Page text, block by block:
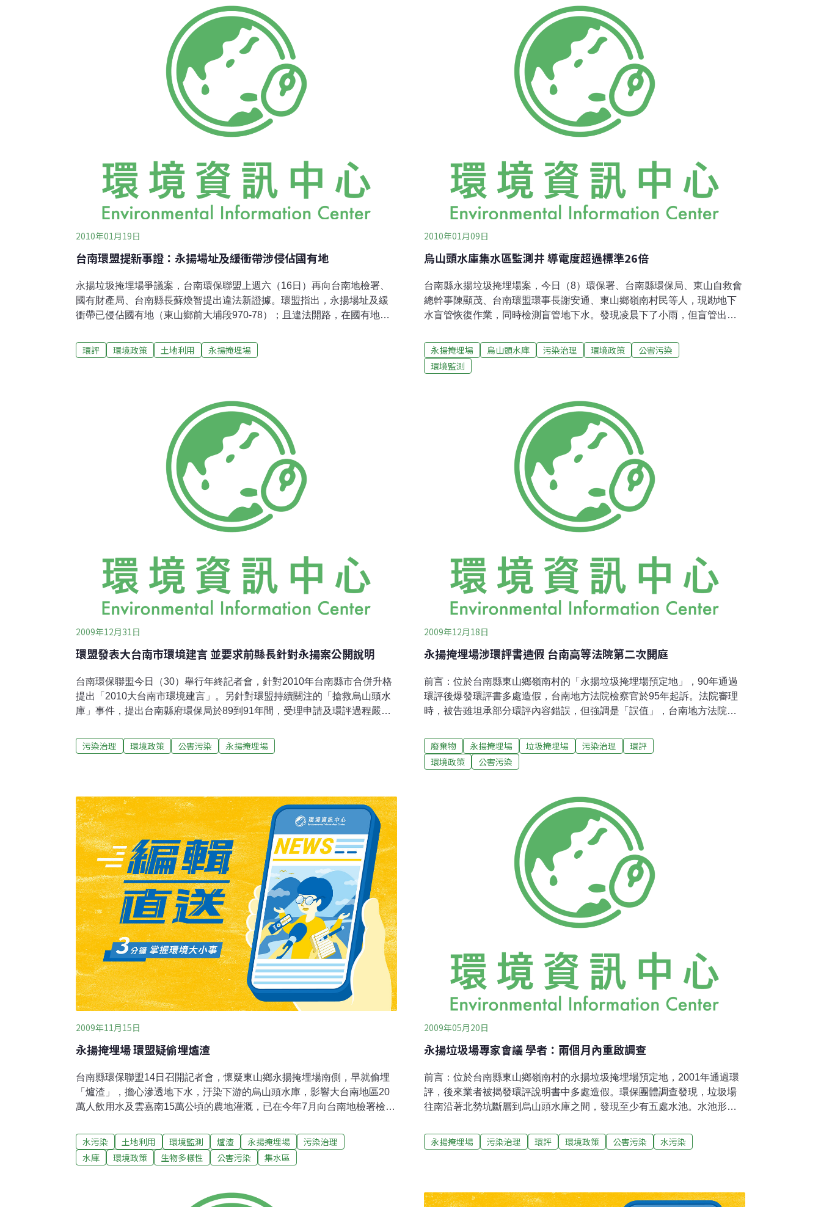
理事長陳椒華表示，水源區附近有大大小小的湖泊，監測井有一口超過砷
管制標準（每公升0.056毫克，第一類地下水汙染監測基準是0.025，管制
標準是0.05毫克）。還有許多汙染及致癌物質已超過第一類或第二類地下
區北方500公尺範圍內設置8口監測井，總計12口深度井（深度20～30公
尺）。事後環盟要求環保署採樣台南環盟挖的12口井、以及永揚公司垃圾
場內原本自行挖的10口井、場址鄰近村落4口民井之地下水，總計26口井。
2010年01月19日
台南環盟提新事證：永揚場址及緩衝帶涉侵佔國有地
永揚垃圾掩埋場爭議案，台南環保聯盟上週六（16日）再向台南地檢署、
國有財產局、台南縣長蘇煥智提出違法新證據。環盟指出，永揚場址及緩
衝帶已侵佔國有地（東山鄉前大埔段970-78）；且違法開路，在國有地開
煥智依行政程序法第117條，撤銷永揚掩埋場案。環保團體16日帶著違法新
事證到台南縣府陳情，由縣府主秘孫重輝、農業處處長郭伊彬接受。前環
明。東山鄉嶺南村村長陳顯茂舉證，永揚公司2000年環評書中所指的地籍
套繪圖（東山鄉前大埔段970-78國有地道路部份），其實是在永揚場址地
界線外。而所謂的「6米既成道路」是在永揚場址之地界線北側。但永揚公
司於2002年提出的環評書中，該路卻被劃入永揚場址範圍線內，永揚公司
環評 環境政策 土地利用 永揚掩埋場
2010年01月09日
烏山頭水庫集水區監測井 導電度超過標準26倍
台南縣永揚垃圾掩埋場案，今日（8）環保署、台南縣環保局、東山自救會
總幹事陳顯茂、台南環盟環事長謝安通、東山鄉嶺南村民等人，現勘地下
水盲管恢復作業，同時檢測盲管地下水。發現凌晨下了小雨，但盲管出水
溉水標準五倍。辯說沒地下水，為何還要設盲管？前環保聯盟會長陳椒華
質疑，永揚一再辯稱說場址沒地下水，那為何又要在場址下設盲管？（設
盲管的用意是避免地下水造成不透水布滑動）而且還違反掩埋場設置規
往上排，以免不透水布因地下水太多而擠破）。經前年11月台南縣環保局
長江世民、去年底環保署兩度現勘，都要求永揚應去除往上穿過不透水布
的盲管。今天會勘的用意，就是檢查永揚是否去除了盲管，結果都已去
除，另外又採了水樣檢測。不過陳顯茂表示，南部現在是枯水期，因此地
下水較無上衝可能，盲管仍
永揚掩埋場 烏山頭水庫 污染治理 環境政策
公害污染
環境監測
2009年12月31日
環盟發表大台南市環境建言 並要求前縣長針對永揚案公開說明
台南環保聯盟今日（30）舉行年終記者會，針對2010年台南縣市合併升格
提出「2010大台南市環境建言」。另針對環盟持續關注的「搶救烏山頭水
庫」事件，提出台南縣府環保局於89到91年間，受理申請及環評過程嚴重
者，如陳唐山、蘇煥智、許添財、賴清德，李全教等人重視。永揚案南縣
環保局重大行政瑕疵，要求前局長李穆生說清楚前環盟理長事陳椒華表
出，李穆生於90年永揚案進行三次審查會時，超乎常理更換了三位課長、
三位承辦人員，導致環評定稿本漏列重要審查結論，包括應進入二階、應
提坡度專章、農業局提出運輸系統應按規定設計、環保局提出要求應補齊
進場道路之土地意書、以及相關證明文件等重要審查意見。
污染治理 環境政策 公害污染 永揚掩埋場
2009年12月18日
永揚掩埋場涉環評書造假 台南高等法院第二次開庭
前言：位於台南縣東山鄉嶺南村的「永揚垃圾掩埋場預定地」，90年通過
環評後爆發環評書多處造假，台南地方法院檢察官於95年起訴。法院審理
時，被告雖坦承部分環評內容錯誤，但強調是「誤值」，台南地方法院去
向台南高等法院提起上訴。6月2日台南高等法院舉行第一次程序庭。12月
15日舉行第2次程序庭，主要是確認證據。預計明年（2010）2月2日再舉
行第三次程序庭。 東山自救會委託環保聯盟前會長陳椒華代表出庭，她向
調部份，將再傳證人。二、偽造既成道路部分將再查證。三、地下水流向
將再請教專家。環保團體提出新事證如下：一、推論地下水疑已汙染並擴
散到場址外依環保署土基會98年調查，包括永揚場址監測井、場外環保團
體所設3井，都已測出汙染異常數值，導電度異常高於農業灌溉用水標準。
廢棄物 永揚掩埋場 垃圾掩埋場 污染治理
環評
環境政策
公害污染
2009年11月15日
永揚掩埋場 環盟疑偷埋爐渣
台南縣環保聯盟14日召開記者會，懷疑東山鄉永揚掩埋場南側，早就偷埋
「爐渣」，擔心滲透地下水，汙染下游的烏山頭水庫，影響大台南地區20
萬人飲用水及雲嘉南15萬公頃的農地灌溉，已在今年7月向台南地檢署檢
在掩埋場址南邊的北勢坑斷層面，發現疑已遭汙染的地下水，有濃烈的化
學味，要求台南縣政府調查是否已汙染烏山頭水庫集水區。台南縣環保聯
盟理事長謝安通指出，烏山頭水庫是重要的民生及灌溉用水，一旦遭到汙
俊彥指出，縣府同意永揚掩埋場設置，但還沒有同意試運轉，盟保團體指
水污染 土地利用 環境監測 爐渣 永揚掩埋場
污染治理
水庫
環境政策 生物多樣性 公害污染 集水區
2009年05月20日
永揚垃圾場專家會議 學者：兩個月內重啟調查
前言：位於台南縣東山鄉嶺南村的永揚垃圾掩埋場預定地，2001年通過環
評，後來業者被揭發環評說明書中多處造假。環保團體調查發現，垃圾場
往南沿著北勢坑斷層到烏山頭水庫之間，發現至少有五處水池。水池形成
能沿著斷層碎裂帶汙染烏山頭水庫。事後永揚業者以800萬元委託「成大衛
星資訊研究中心」做地下水及微地震監測。台南環盟指控這份報告不實，
環境影響評估報告書造假、成大接受業者委託做出不實報告。環保署於19
永揚掩埋場 污染治理 環評 環境政策 公害污染 水污染